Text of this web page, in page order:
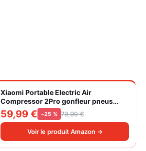
Xiaomi Portable Electric Air
Compressor 2Pro gonfleur pneus
voiture | ±1PSI Contrôle pression
pneus, 45s gonflage rapide, batterie
longue durée, avec éclairage, grand
cylindre à air 27 mm
59,99 € −25 % 79,99 €
Voir le produit Amazon →